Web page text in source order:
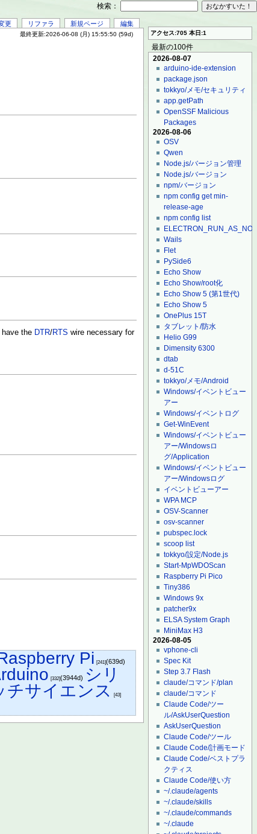
更 リファラ 新規ページ 編集
最終更新:2026-06-08 (月) 15:55:50 (59d)
the DTR/RTS wire necessary for
Pi [241](639d)
[332](3944d) シリ
チサイエンス [43]
アクセス:705 本日:1
最新の100件
2026-08-07
arduino-ide-extension
package.json
tokkyo/メモ/セキュリティ
app.getPath
OpenSSF Malicious
Packages
2026-08-06
OSV
Qwen
Node.js/バージョン管理
Node.js/バージョン
npm/バージョン
npm config get min-
release-age
npm config list
Wails
Flet
PySide6
Echo Show
Echo Show/root化
Echo Show 5 (第1世代)
Echo Show 5
OnePlus 15T
タブレット/防水
Helio G99
Dimensity 6300
dtab
d-51C
tokkyo/メモ/Android
Windows/イベントビュー
アー
Windows/イベントログ
Get-WinEvent
Windows/イベントビュー
アー/Windowsロ
グ/Application
Windows/イベントビュー
アー/Windowsログ
イベントビューアー
WPA MCP
OSV-Scanner
osv-scanner
pubspec.lock
scoop list
tokkyo/設定/Node.js
Start-MpWDOScan
Raspberry Pi Pico
Tiny386
Windows 9x
patcher9x
ELSA System Graph
MiniMax H3
2026-08-05
vphone-cli
Spec Kit
Step 3.7 Flash
claude/コマンド/plan
claude/コマンド
Claude Code/ツー
ル/AskUserQuestion
AskUserQuestion
Claude Code/ツール
Claude Code/計画モード
Claude Code/ベストプラ
クティス
Claude Code/使い方
~/.claude/agents
~/.claude/skills
~/.claude/commands
~/.claude
検索：